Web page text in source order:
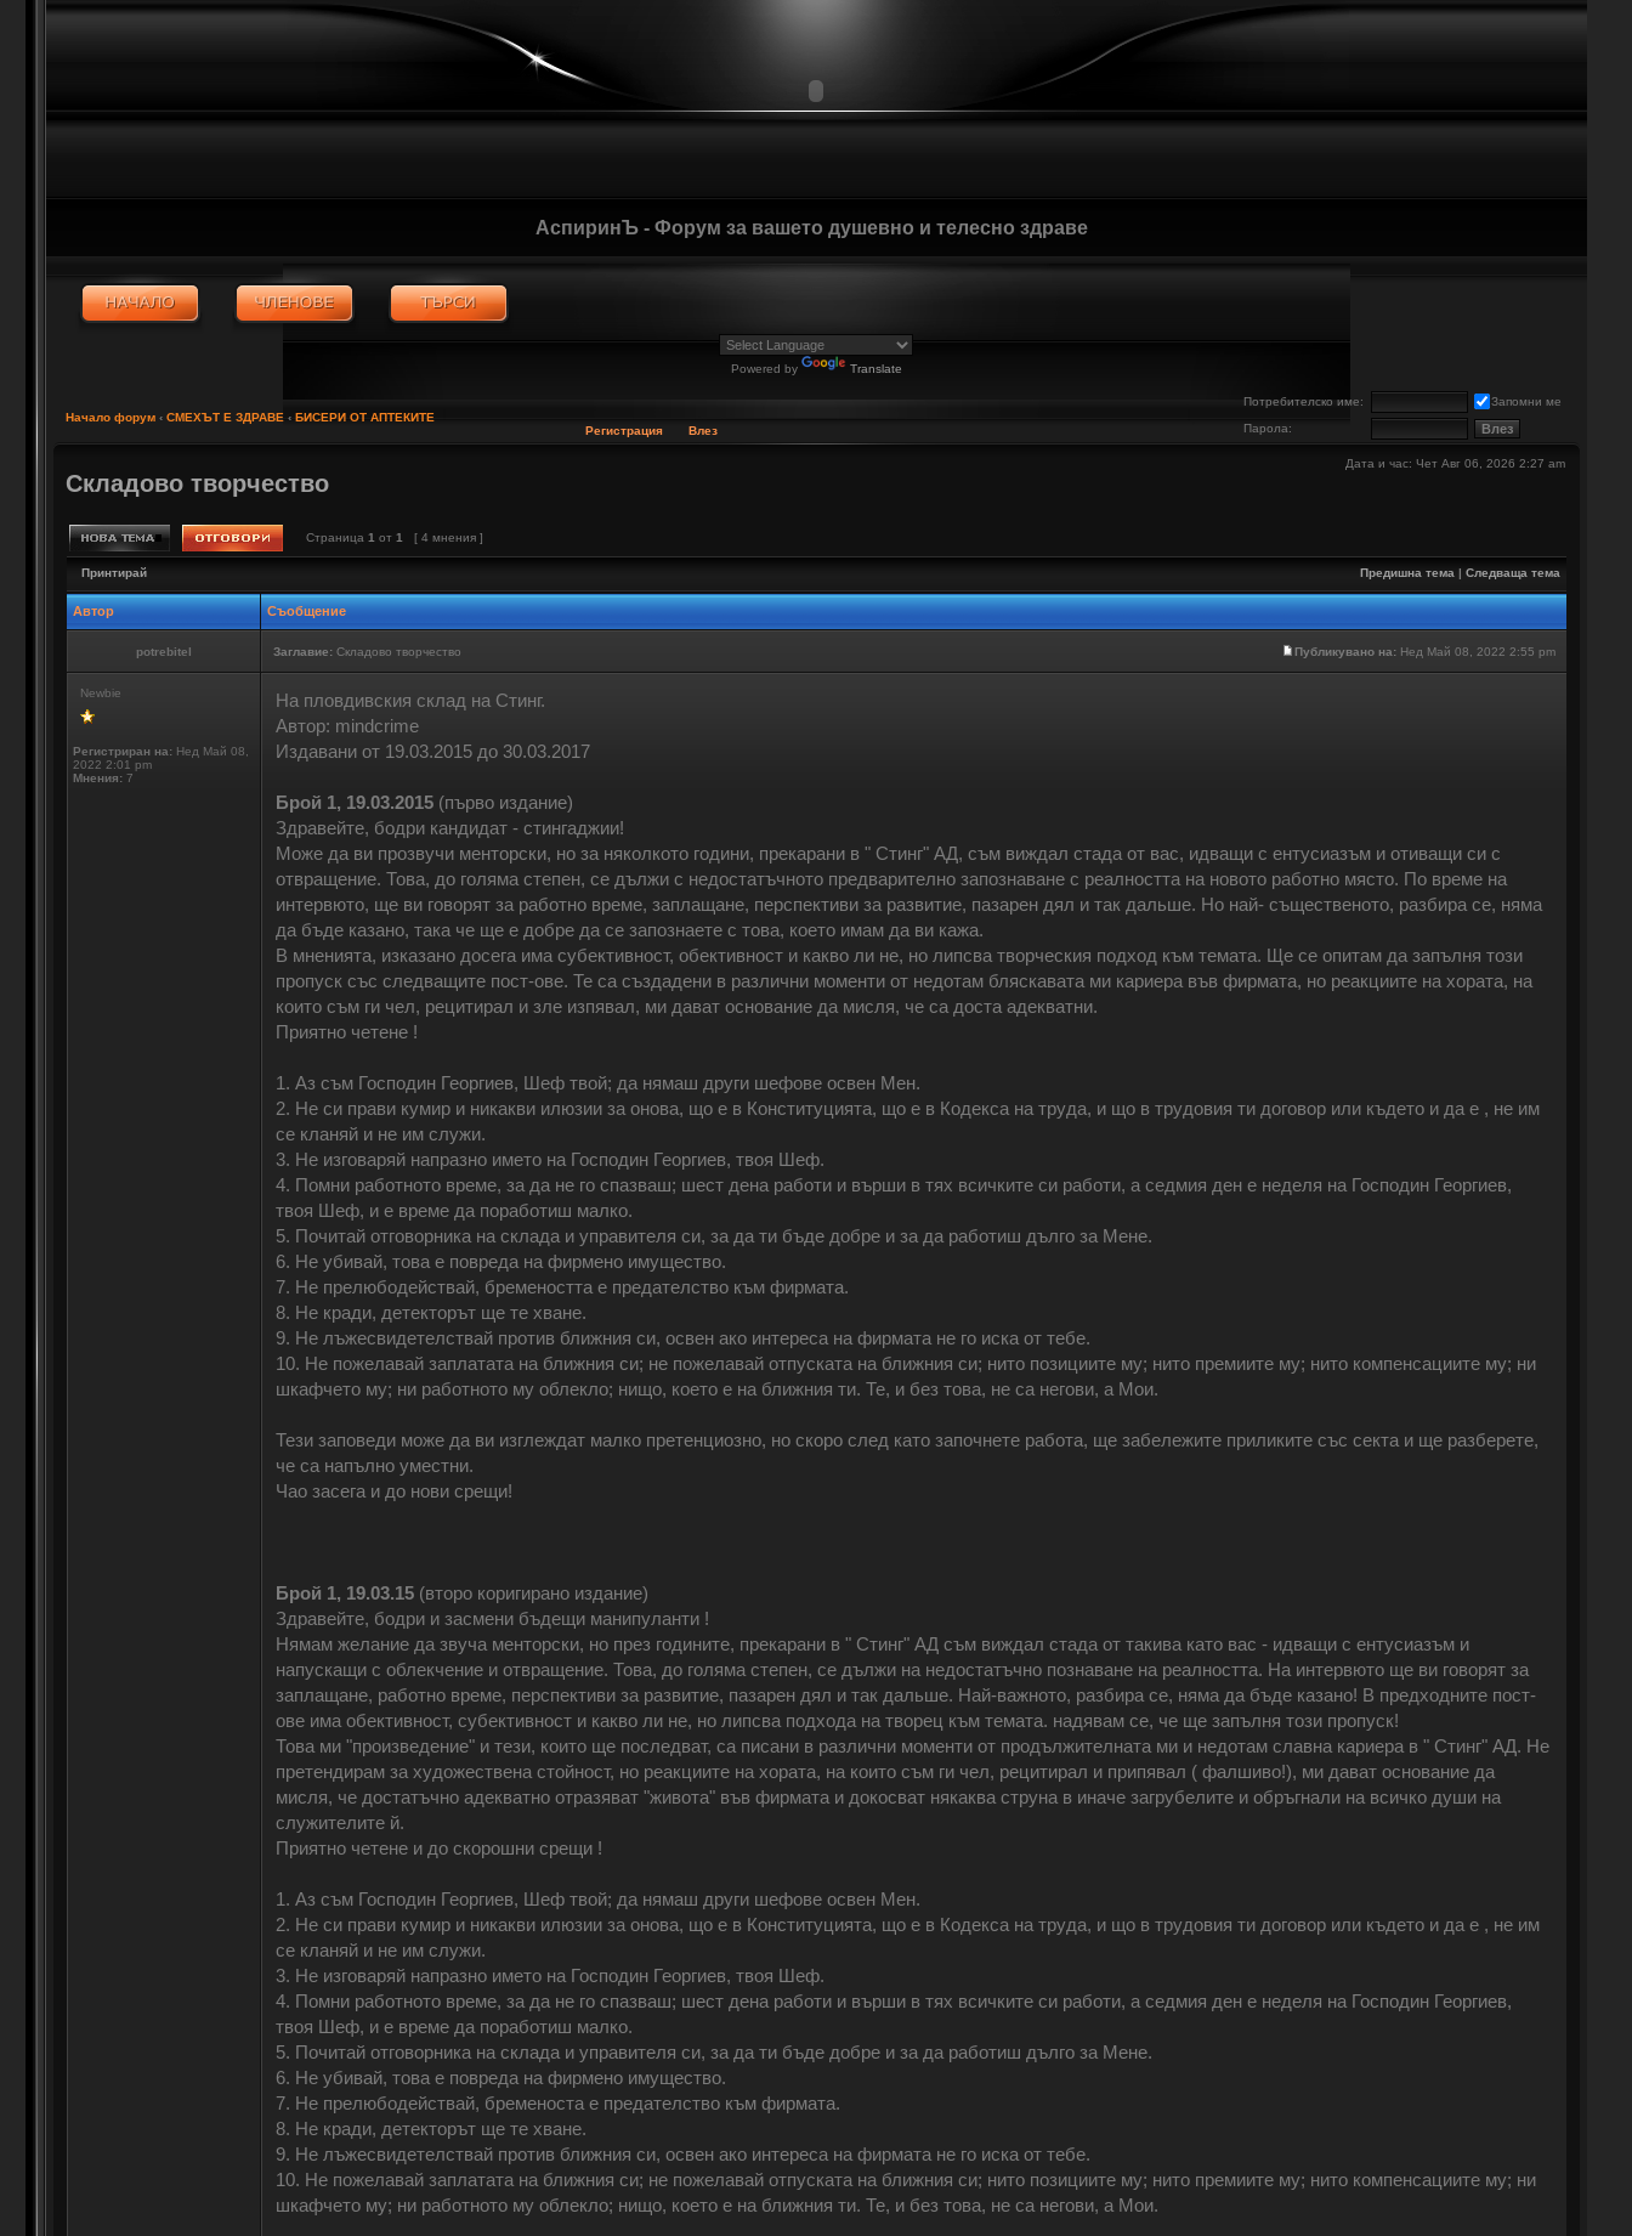
АспиринЪ - Форум за вашето душевно и телесно здраве
Powered by Translate
Потребителско име:
Запомни ме
Парола:
Начало форум ‹ СМЕХЪТ Е ЗДРАВЕ ‹ БИСЕРИ ОТ АПТЕКИТЕ
Регистрация
Влез
Дата и час: Чет Авг 06, 2026 2:27 am
Складово творчество
Страница 1 от 1 [ 4 мнения ]
Принтирай Предишна тема | Следваща тема
Автор Съобщение
potrebitel Заглавие:Складово творчество Публикувано на:Нед Май 08, 2022 2:55 pm
Newbie
Регистриран на:Нед Май 08,
2022 2:01 pm
Мнения:7
На пловдивския склад на Стинг.
Автор: mindcrime
Издавани от 19.03.2015 до 30.03.2017
Брой 1, 19.03.2015 (първо издание)
Здравейте, бодри кандидат - стингаджии!
Може да ви прозвучи менторски, но за няколкото години, прекарани в " Стинг" АД, съм виждал стада от вас, идващи с ентусиазъм и отиващи си с
отвращение. Това, до голяма степен, се дължи с недостатъчното предварително запознаване с реалността на новото работно място. По време на
интервюто, ще ви говорят за работно време, заплащане, перспективи за развитие, пазарен дял и так дальше. Но най- същественото, разбира се, няма
да бъде казано, така че ще е добре да се запознаете с това, което имам да ви кажа.
В мненията, изказано досега има субективност, обективност и какво ли не, но липсва творческия подход към темата. Ще се опитам да запълня този
пропуск със следващите пост-ове. Те са създадени в различни моменти от недотам бляскавата ми кариера във фирмата, но реакциите на хората, на
които съм ги чел, рецитирал и зле изпявал, ми дават основание да мисля, че са доста адекватни.
Приятно четене !
1. Аз съм Господин Георгиев, Шеф твой; да нямаш други шефове освен Мен.
2. Не си прави кумир и никакви илюзии за онова, що е в Конституцията, що е в Кодекса на труда, и що в трудовия ти договор или където и да е , не им
се кланяй и не им служи.
3. Не изговаряй напразно името на Господин Георгиев, твоя Шеф.
4. Помни работното време, за да не го спазваш; шест дена работи и върши в тях всичките си работи, а седмия ден е неделя на Господин Георгиев,
твоя Шеф, и е време да поработиш малко.
5. Почитай отговорника на склада и управителя си, за да ти бъде добре и за да работиш дълго за Мене.
6. Не убивай, това е повреда на фирмено имущество.
7. Не прелюбодействай, бремеността е предателство към фирмата.
8. Не кради, детекторът ще те хване.
9. Не лъжесвидетелствай против ближния си, освен ако интереса на фирмата не го иска от тебе.
10. Не пожелавай заплатата на ближния си; не пожелавай отпуската на ближния си; нито позициите му; нито премиите му; нито компенсациите му; ни
шкафчето му; ни работното му облекло; нищо, което е на ближния ти. Те, и без това, не са негови, а Мои.
Тези заповеди може да ви изглеждат малко претенциозно, но скоро след като започнете работа, ще забележите приликите със секта и ще разберете,
че са напълно уместни.
Чао засега и до нови срещи!
Брой 1, 19.03.15(второ коригирано издание)
Здравейте, бодри и засмени бъдещи манипуланти !
Нямам желание да звуча менторски, но през годините, прекарани в " Стинг" АД съм виждал стада от такива като вас - идващи с ентусиазъм и
напускащи с облекчение и отвращение. Това, до голяма степен, се дължи на недостатъчно познаване на реалността. На интервюто ще ви говорят за
заплащане, работно време, перспективи за развитие, пазарен дял и так дальше. Най-важното, разбира се, няма да бъде казано! В предходните пост-
ове има обективност, субективност и какво ли не, но липсва подхода на творец към темата. надявам се, че ще запълня този пропуск!
Това ми "произведение" и тези, които ще последват, са писани в различни моменти от продължителната ми и недотам славна кариера в " Стинг" АД. Не
претендирам за художествена стойност, но реакциите на хората, на които съм ги чел, рецитирал и припявал ( фалшиво!), ми дават основание да
мисля, че достатъчно адекватно отразяват "живота" във фирмата и докосват някаква струна в иначе загрубелите и обръгнали на всичко души на
служителите й.
Приятно четене и до скорошни срещи !
1. Аз съм Господин Георгиев, Шеф твой; да нямаш други шефове освен Мен.
2. Не си прави кумир и никакви илюзии за онова, що е в Конституцията, що е в Кодекса на труда, и що в трудовия ти договор или където и да е , не им
се кланяй и не им служи.
3. Не изговаряй напразно името на Господин Георгиев, твоя Шеф.
4. Помни работното време, за да не го спазваш; шест дена работи и върши в тях всичките си работи, а седмия ден е неделя на Господин Георгиев,
твоя Шеф, и е време да поработиш малко.
5. Почитай отговорника на склада и управителя си, за да ти бъде добре и за да работиш дълго за Мене.
6. Не убивай, това е повреда на фирмено имущество.
7. Не прелюбодействай, бременоста е предателство към фирмата.
8. Не кради, детекторът ще те хване.
9. Не лъжесвидетелствай против ближния си, освен ако интереса на фирмата не го иска от тебе.
10. Не пожелавай заплатата на ближния си; не пожелавай отпуската на ближния си; нито позициите му; нито премиите му; нито компенсациите му; ни
шкафчето му; ни работното му облекло; нищо, което е на ближния ти. Те, и без това, не са негови, а Мои.